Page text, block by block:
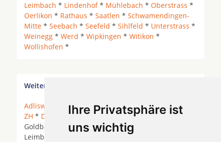
Ihre Privatsphäre ist
uns wichtig
Leimbach * Lindenhof* Mühlebach * Oberstrass *
Oerlikon * Rathaus * Saatlen * Schwamendingen-
Mitte * Seebach * Seefeld * Sihlfeld * Unterstrass *
Weinegg * Werd * Wipkingen * Witikon *
Wollishofen *
Weitere Orte in der Nähe von Zürich Hochschulen
Adliswil * Alt Paradies * Bendlikon *Birmensdorf
ZH * Dübendorf*Ebmatingen*Erlenbach ZH*
Goldbach * Kilchberg *Kilchberg ZH
Leimbach *
Thalwil*